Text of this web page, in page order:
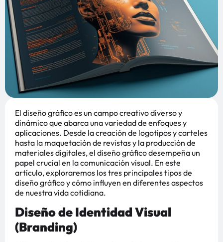
El diseño gráfico es un campo creativo diverso y
dinámico que abarca una variedad de enfoques y
aplicaciones. Desde la creación de logotipos y carteles
hasta la maquetación de revistas y la producción de
materiales digitales, el diseño gráfico desempeña un
papel crucial en la comunicación visual. En este
artículo, exploraremos los tres principales tipos de
diseño gráfico y cómo influyen en diferentes aspectos
de nuestra vida cotidiana.
Diseño de Identidad Visual
(Branding)